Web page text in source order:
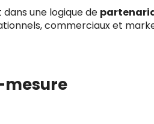
une logique de
commerciaux et
mesure